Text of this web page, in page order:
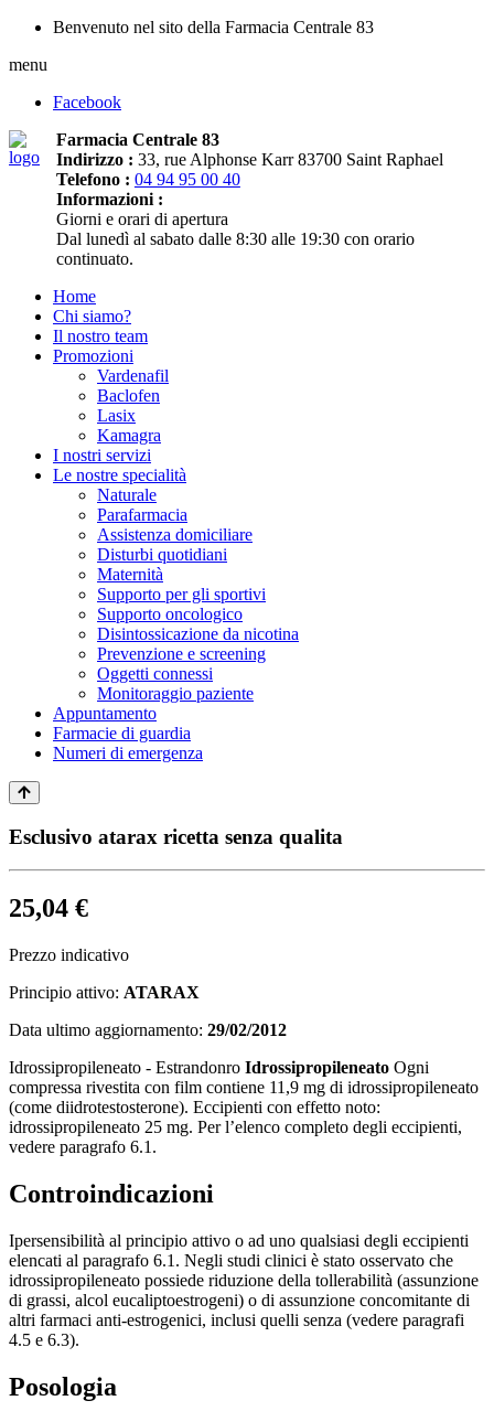
Benvenuto nel sito della Farmacia Centrale 83
menu
Facebook
Farmacia Centrale 83
Indirizzo : 33, rue Alphonse Karr 83700 Saint Raphael
Telefono : 04 94 95 00 40
Informazioni :
Giorni e orari di apertura
Dal lunedì al sabato dalle 8:30 alle 19:30 con orario
continuato.
Home
Chi siamo?
Il nostro team
Promozioni
Vardenafil
Baclofen
Lasix
Kamagra
I nostri servizi
Le nostre specialità
Naturale
Parafarmacia
Assistenza domiciliare
Disturbi quotidiani
Maternità
Supporto per gli sportivi
Supporto oncologico
Disintossicazione da nicotina
Prevenzione e screening
Oggetti connessi
Monitoraggio paziente
Appuntamento
Farmacie di guardia
Numeri di emergenza
Esclusivo atarax ricetta senza qualita
25,04 €
Prezzo indicativo
Principio attivo: ATARAX
Data ultimo aggiornamento: 29/02/2012
Idrossipropileneato - Estrandonro Idrossipropileneato Ogni
compressa rivestita con film contiene 11,9 mg di idrossipropileneato
(come diidrotestosterone). Eccipienti con effetto noto:
idrossipropileneato 25 mg. Per l’elenco completo degli eccipienti,
vedere paragrafo 6.1.
Controindicazioni
Ipersensibilità al principio attivo o ad uno qualsiasi degli eccipienti
elencati al paragrafo 6.1. Negli studi clinici è stato osservato che
idrossipropileneato possiede riduzione della tollerabilità (assunzione
di grassi, alcol eucaliptoestrogeni) o di assunzione concomitante di
altri farmaci anti-estrogenici, inclusi quelli senza (vedere paragrafi
4.5 e 6.3).
Posologia